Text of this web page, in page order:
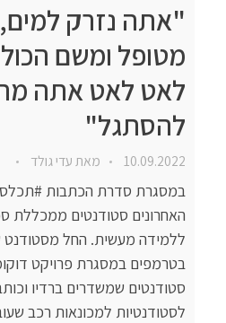
"אתה נזרק למים,
מטופל ומשם
לאט לאט אתה
להסתגל"
10.09.2022 מאתעדי גולד
במסגרת סדרת הכתבות #תכלס
האחרונים סטודנטים ממכללת
ללמידה מעשית. החל
בטרמפים במסגרת פרויקט
סטודנטים שמשדרים ברדיו
לסטודנטיות למכונאות רכב